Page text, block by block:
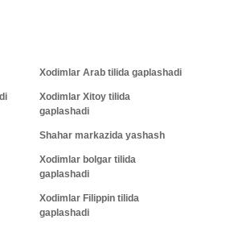
Xodimlar Arab tilida gaplashadi
Xodimlar Xitoy tilida
gaplashadi
Shahar markazida yashash
Xodimlar bolgar tilida
gaplashadi
Xodimlar Filippin tilida
gaplashadi